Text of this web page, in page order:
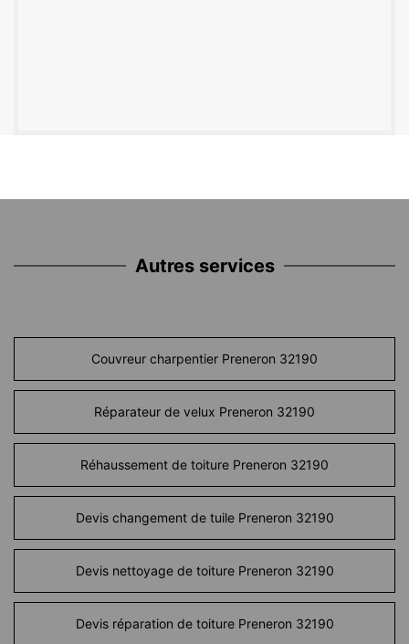
Autres services
Couvreur charpentier Preneron 32190
Réparateur de velux Preneron 32190
Réhaussement de toiture Preneron 32190
Devis changement de tuile Preneron 32190
Devis nettoyage de toiture Preneron 32190
Devis réparation de toiture Preneron 32190